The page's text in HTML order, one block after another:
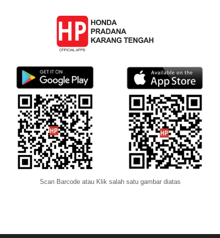
Scan Barcode atau Klik salah satu gambar diatas